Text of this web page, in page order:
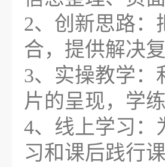
2、创新思路：
合，提供解决
3、实操教学：
片的呈现，学
4、线上学习：
习和课后践行